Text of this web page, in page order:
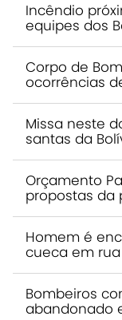
Incêndio
equipes dos
Corpo de
ocorrências
Missa neste
santas da
Orçamento
propostas da
Homem é
cueca em
Bombeiros
abandonado